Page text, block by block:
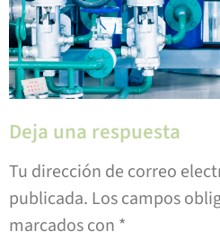
Deja una respuesta
Tu dirección de correo
publicada. Los campos
marcados con *